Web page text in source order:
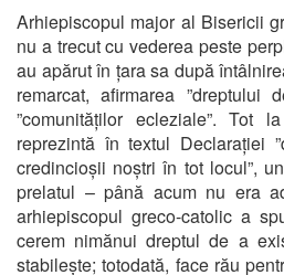
Arhiepiscopul major al Bisericii
nu a trecut cu vederea peste
au apărut în țara sa după
remarcat, afirmarea ”dreptului
”comunităților ecleziale”.
reprezintă în textul Declarației
credincioșii noștri în tot locul”,
prelatul – până acum nu era
arhiepiscopul greco-catolic a
cerem nimănui dreptul de a
stabilește; totodată, face rău